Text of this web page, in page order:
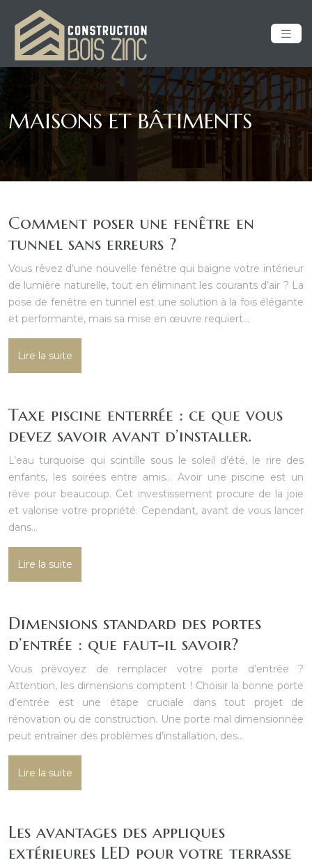
MAISONS ET BÂTIMENTS
Comment poser une fenêtre en
tunnel sans erreurs ?
Vous rêvez d’une nouvelle fenêtre qui baigne votre intérieur
de lumière naturelle, tout en éliminant les courants d’air ? La
pose de fenêtre en tunnel est une solution à la fois élégante
et performante, mais sa mise en œuvre requiert…
Lire la suite
Taxe piscine enterrée : ce que vous
devez savoir avant d’installer.
L’eau turquoise qui scintille sous le soleil d’été, le rire des
enfants, les soirées entre amis… Avoir une piscine est un
rêve pour beaucoup. Cet investissement procure de la joie
et valorise votre propriété. Cependant, avant de vous lancer
dans…
Lire la suite
Dimensions standard des portes
d’entrée : que faut-il savoir?
Vous prévoyez de remplacer votre porte d’entrée ?
Attention, les dimensions comptent ! Choisir la bonne porte
d’entrée est une étape cruciale dans tout projet de
rénovation ou de construction. Une porte mal dimensionnée
peut entraîner des problèmes d’installation, des…
Lire la suite
Les avantages des appliques
extérieures LED pour votre terrasse